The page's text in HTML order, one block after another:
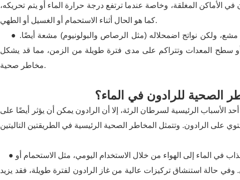
في الأماكن المغلقة، وخاصة عندما ترتفع درجة حرارة الماء أو يتم تحريكه،
كما هو الحال أثناء الاستحمام أو الغسيل أو الطهي.
● نواتج الاضمحلال الإشعاعي: الرادون بحد ذاته غاز مشع، ولكن نواتج اضمحلاله (مثل الرصاص والبولونيوم) مشعة أيضًا.
أو سطح المعدات وتتراكم على مدى فترة طويلة من الزمن، مما قد يشكل
مخاطر صحية.
الصحية للرادون في الماء؟
الأسباب الرئيسية لسرطان الرئة، إلا أن الرادون يمكن أن يؤثر أيضًا على
● خطر الاستنشاق: عندما يتم إطلاق غاز الرادون المذاب في الماء إلى الهواء من خلال الاستخدام اليومي، مثل الاستحمام أو
وفي حالة استنشاق تركيزات عالية من غاز الرادون لفترة طويلة، فقد يزيد